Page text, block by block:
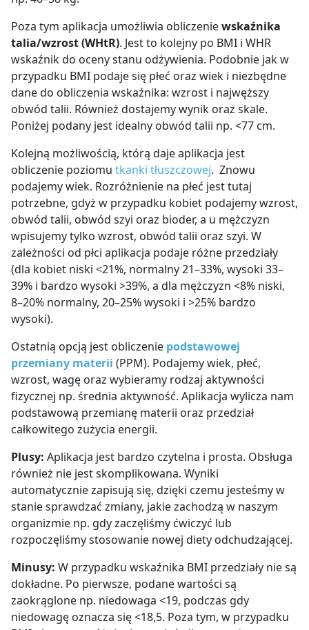
Poza tym aplikacja umożliwia obliczeniewskaźnika
talia/wzrost (WHtR). Jest to kolejny po BMI i WHR
wskaźnik do oceny stanu odżywienia. Podobnie jak w
przypadku BMI podaje się płeć oraz wiek i niezbędne
dane do obliczenia wskaźnika: wzrost i najwęższy
obwód talii. Również dostajemy wynik oraz skale.
Poniżej podany jest idealny obwód talii np. <77 cm.
Kolejną możliwością, którą daje aplikacja jest
obliczenie poziomu tkanki tłuszczowej. Znowu
podajemy wiek. Rozróżnienie na płeć jest tutaj
potrzebne, gdyż w przypadku kobiet podajemy wzrost,
obwód talii, obwód szyi oraz bioder, a u mężczyzn
wpisujemy tylko wzrost, obwód talii oraz szyi. W
zależności od płci aplikacja podaje różne przedziały
(dla kobiet niski <21%, normalny 21–33%, wysoki 33–
39% i bardzo wysoki >39%, a dla mężczyzn <8% niski,
8–20% normalny, 20–25% wysoki i >25% bardzo
wysoki).
Ostatnią opcją jest obliczenie podstawowej
przemiany materii (PPM). Podajemy wiek, płeć,
wzrost, wagę oraz wybieramy rodzaj aktywności
fizycznej np. średnia aktywność. Aplikacja wylicza nam
podstawową przemianę materii oraz przedział
całkowitego zużycia energii.
Plusy: Aplikacja jest bardzo czytelna i prosta. Obsługa
również nie jest skomplikowana. Wyniki
automatycznie zapisują się, dzięki czemu jesteśmy w
stanie sprawdzać zmiany, jakie zachodzą w naszym
organizmie np. gdy zaczęliśmy ćwiczyć lub
rozpoczęliśmy stosowanie nowej diety odchudzającej.
Minusy: W przypadku wskaźnika BMI przedziały nie są
dokładne. Po pierwsze, podane wartości są
zaokrąglone np. niedowaga <19, podczas gdy
niedowagę oznacza się <18,5. Poza tym, w przypadku